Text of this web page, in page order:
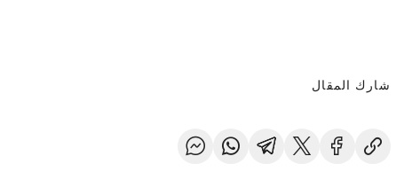
شارك المقال